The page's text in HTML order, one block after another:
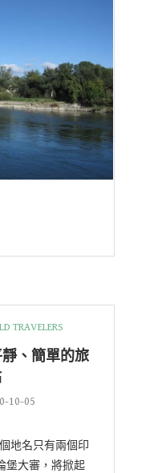
TRAVELERS
、簡單的旅
10-05
地名只有兩個印
堡大審，將掀起